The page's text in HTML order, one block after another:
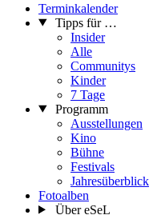
Terminkalender
Tipps für …
Insider
Alle
Communitys
Kinder
7 Tage
Programm
Ausstellungen
Kino
Bühne
Festivals
Jahresüberblick
Fotoalben
Über eSeL